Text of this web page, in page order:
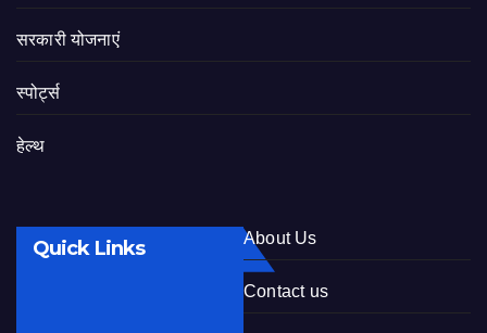
सरकारी योजनाएं
स्पोर्ट्स
हेल्थ
Quick Links About Us
Contact us